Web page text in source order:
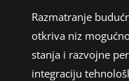
Razmatranje
otkriva niz
stanja i razvojne
integraciju